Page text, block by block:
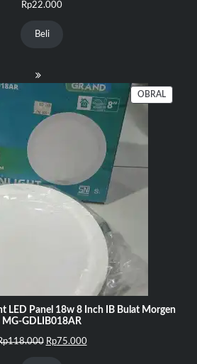
Rp22.000
Beli
OBRAL
LED Panel 18w 8 Inch IB Bulat Morgen
MG-GDLIB018AR
118.000 Harga
Rp75.000Harga